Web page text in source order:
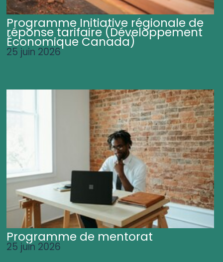
Programme Initiative régionale de
réponse tarifaire (Développement
Économique Canada)
25 juin 2026
Programme de mentorat
25 juin 2026